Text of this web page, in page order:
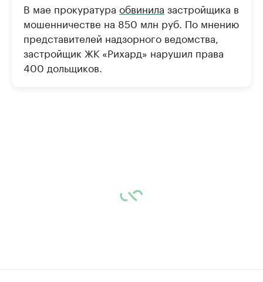
В мае прокуратура обвинила застройщика в
мошенничестве на 850 млн руб. По мнению
представителей надзорного ведомства,
застройщик ЖК «Рихард» нарушил права
400 дольщиков.